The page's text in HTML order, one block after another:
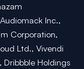
Inc.,
Corporation,
Ltd., Vivendi
Dribbble Holdings